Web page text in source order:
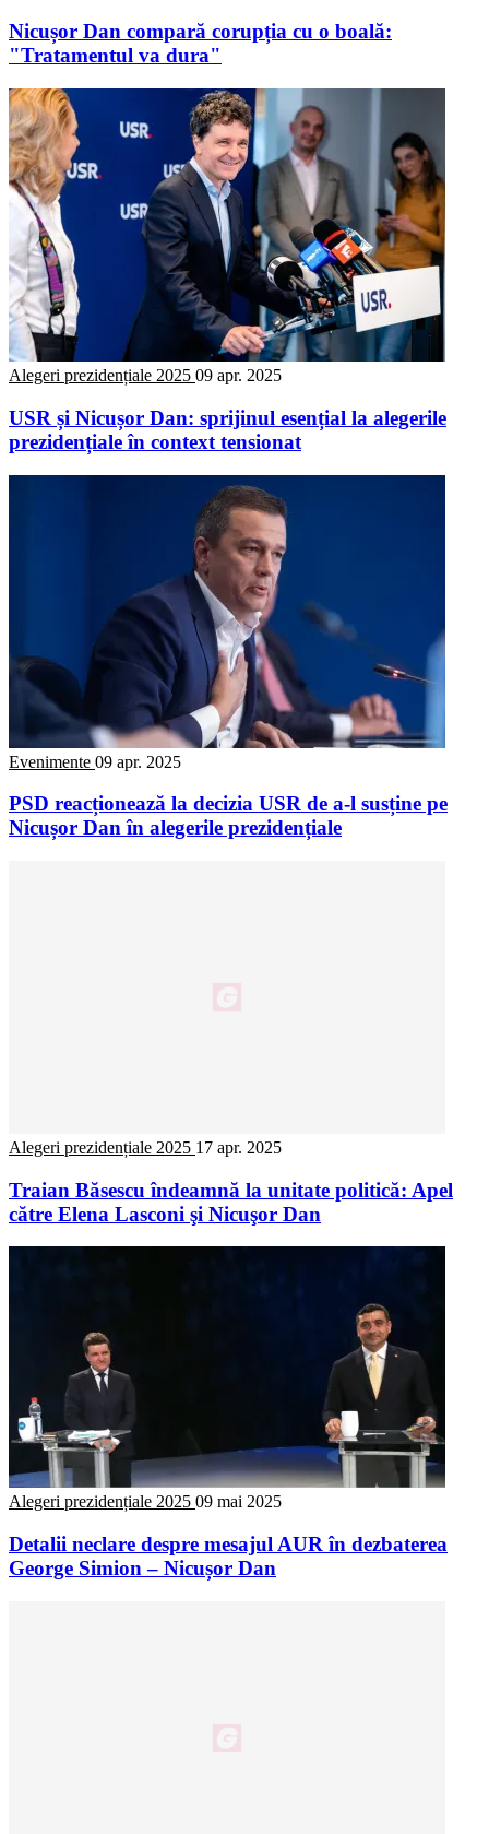
Nicușor Dan compară corupția cu o boală:
"Tratamentul va dura"
Alegeri prezidențiale 2025 09 apr. 2025
USR și Nicușor Dan: sprijinul esențial la alegerile
prezidențiale în context tensionat
Evenimente 09 apr. 2025
PSD reacționează la decizia USR de a-l susține pe
Nicușor Dan în alegerile prezidențiale
Alegeri prezidențiale 2025 17 apr. 2025
Traian Băsescu îndeamnă la unitate politică: Apel
către Elena Lasconi şi Nicuşor Dan
Alegeri prezidențiale 2025 09 mai 2025
Detalii neclare despre mesajul AUR în dezbaterea
George Simion – Nicușor Dan